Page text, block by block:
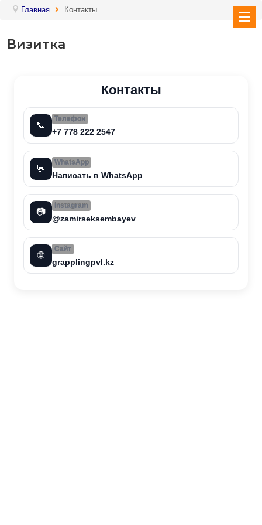
Главная Контакты
Визитка
Контакты
📞
Телефон
+7 778 222 2547
💬
WhatsApp
Написать в WhatsApp
📷
Instagram
@zamirseksembayev
🌐
Сайт
grapplingpvl.kz